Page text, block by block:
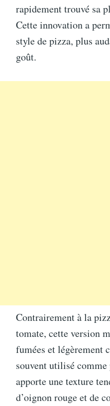
rapidement trouvé sa
Cette innovation a
style de pizza, plus
goût.
Contrairement à la
tomate, cette version
fumées et légèrement
souvent utilisé
apporte une texture
d’oignon rouge et de